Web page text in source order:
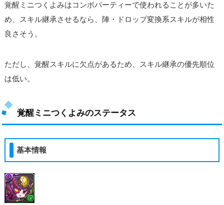
覚醒ミニつくよみはコンボパーティーで使われることが多いた
め、スキル継承させるなら、陣・ドロップ変換系スキルが相性
良さそう。
ただし、覚醒スキルに欠点があるため、スキル継承の優先順位
は低い。
覚醒ミニつくよみのステータス
基本情報